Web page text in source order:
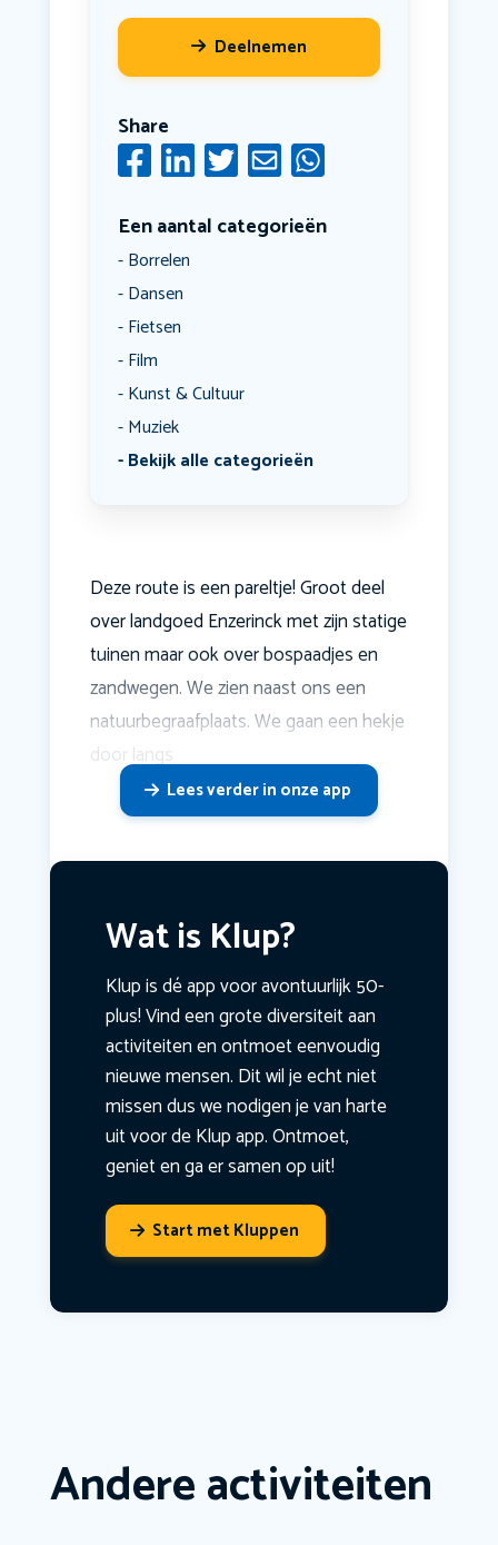
Deelnemen
Share
Een aantal categorieën
Borrelen
Dansen
Fietsen
Film
Kunst & Cultuur
Muziek
Bekijk alle categorieën
Deze route is een pareltje! Groot deel
over landgoed Enzerinck met zijn statige
tuinen maar ook over bospaadjes en
zandwegen. We zien naast ons een
natuurbegraafplaats. We gaan een hekje
door langs
Lees verder in onze app
Wat is Klup?
Klup is dé app voor avontuurlijk 50-
plus! Vind een grote diversiteit aan
activiteiten en ontmoet eenvoudig
nieuwe mensen. Dit wil je echt niet
missen dus we nodigen je van harte
uit voor de Klup app. Ontmoet,
geniet en ga er samen op uit!
Start met Kluppen
Andere activiteiten